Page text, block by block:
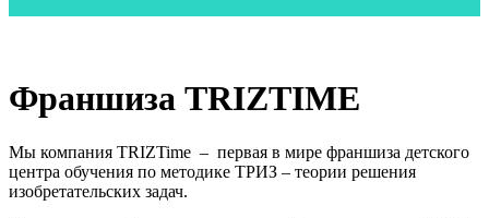
Франшиза TRIZTIME
Мы компания TRIZTime – первая в мире франшиза детского
центра обучения по методике ТРИЗ – теории решения
изобретательских задач.